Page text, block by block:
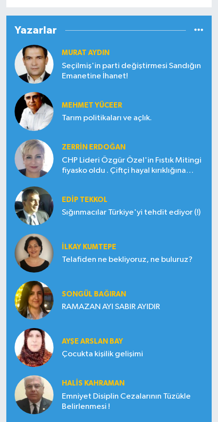
Yazarlar
MURAT AYDIN
Seçilmiş'in parti değiştirmesi Sandığın
Emanetine İhanet!
MEHMET YÜCEER
Tarım politikaları ve açlık.
ZERRIN ERDOĞAN
CHP Lideri Özgür Özel'in Fıstık Mitingi
fiyasko oldu . Çiftçi hayal kırıklığına
EDIP TEKKOL
Sığınmacılar Türkiye'yi tehdit ediyor (!)
İLKAY KUMTEPE
Telafiden ne bekliyoruz, ne buluruz?
SONGÜL BAĞIRAN
RAMAZAN AYI SABIR AYIDIR
AYŞE ARSLAN BAY
Çocukta kişilik gelişimi
HALIS KAHRAMAN
Emniyet Disiplin Cezalarının Tüzükle
Belirlenmesi !